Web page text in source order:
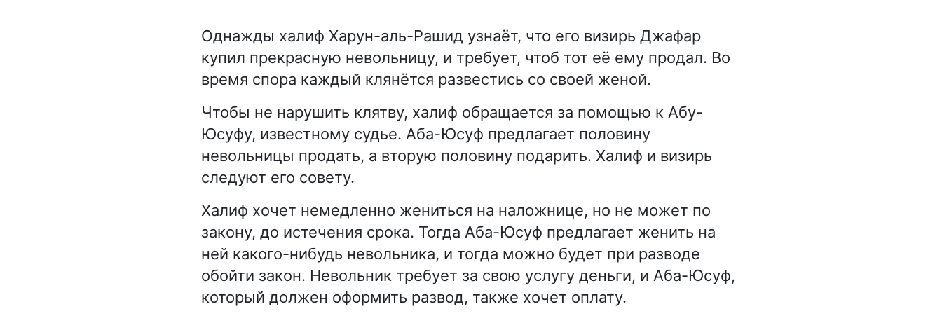
Однажды халиф Харун-аль-Рашид узнаёт, что его визирь Джафар
купил прекрасную невольницу, и требует, чтоб тот её ему продал. Во
время спора каждый клянётся развестись со своей женой.
Чтобы не нарушить клятву, халиф обращается за помощью к Абу-
Юсуфу, известному судье. Аба-Юсуф предлагает половину
невольницы продать, а вторую половину подарить. Халиф и визирь
следуют его совету.
Халиф хочет немедленно жениться на наложнице, но не может по
закону, до истечения срока. Тогда Аба-Юсуф предлагает женить на
ней какого-нибудь невольника, и тогда можно будет при разводе
обойти закон. Невольник требует за свою услугу деньги, и Аба-Юсуф,
который должен оформить развод, также хочет оплату.